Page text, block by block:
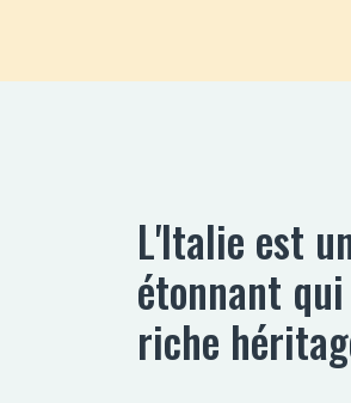
L'Italie est
étonnant
riche